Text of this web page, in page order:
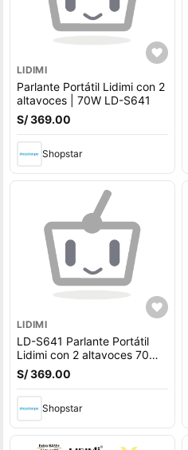
LIDIMI
Parlante Portátil Lidimi con 2
altavoces | 70W LD-S641
S/ 369.00
Shopstar
LIDIMI
LD-S641 Parlante Portátil
Lidimi con 2 altavoces 70W -
OFERTA
S/ 369.00
Shopstar